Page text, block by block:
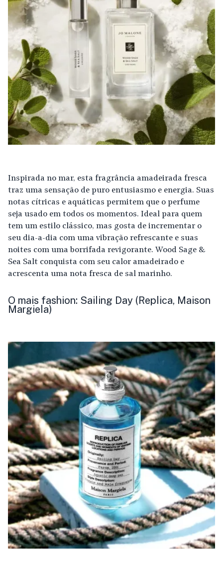
Inspirada no mar, esta fragrância amadeirada fresca
traz uma sensação de puro entusiasmo e energia. Suas
notas cítricas e aquáticas permitem que o perfume
seja usado em todos os momentos. Ideal para quem
tem um estilo clássico, mas gosta de incrementar o
seu dia-a-dia com uma vibração refrescante e suas
noites com uma borrifada revigorante. Wood Sage &
Sea Salt conquista com seu calor amadeirado e
acrescenta uma nota fresca de sal marinho.
O mais fashion: Sailing Day (Replica, Maison
Margiela)